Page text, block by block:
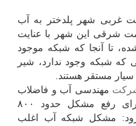
غربی شهر پلدختر به آب
شرقی این شهر با عنایت
تا آنجا كه شبكه موجود
كه شبكه وجود ندارد، شیر
مستقر هستند.
مهندسی آب و فاضلاب
كشور درباره اقدامات انجام شده برای رفع مشكل حدود ۸۰۰
مشكل شبكه آب اغلب